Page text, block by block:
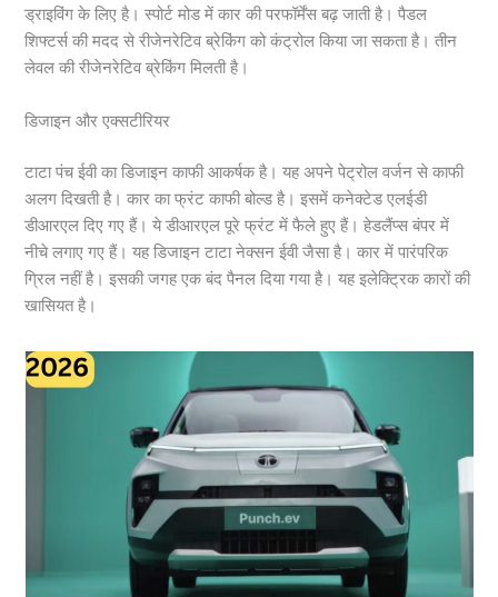
ड्राइविंग के लिए है। स्पोर्ट मोड में कार की परफॉर्मेंस बढ़ जाती है। पैडल
शिफ्टर्स की मदद से रीजेनरेटिव ब्रेकिंग को कंट्रोल किया जा सकता है। तीन
लेवल की रीजेनरेटिव ब्रेकिंग मिलती है।
डिजाइन और एक्सटीरियर
टाटा पंच ईवी का डिजाइन काफी आकर्षक है। यह अपने पेट्रोल वर्जन से काफी
अलग दिखती है। कार का फ्रंट काफी बोल्ड है। इसमें कनेक्टेड एलईडी
डीआरएल दिए गए हैं। ये डीआरएल पूरे फ्रंट में फैले हुए हैं। हेडलैंप्स बंपर में
नीचे लगाए गए हैं। यह डिजाइन टाटा नेक्सन ईवी जैसा है। कार में पारंपरिक
ग्रिल नहीं है। इसकी जगह एक बंद पैनल दिया गया है। यह इलेक्ट्रिक कारों की
खासियत है।